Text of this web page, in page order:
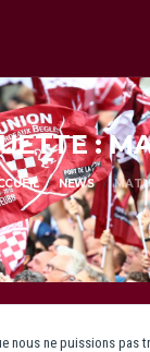
:
NEWS
nous ne puissions pas